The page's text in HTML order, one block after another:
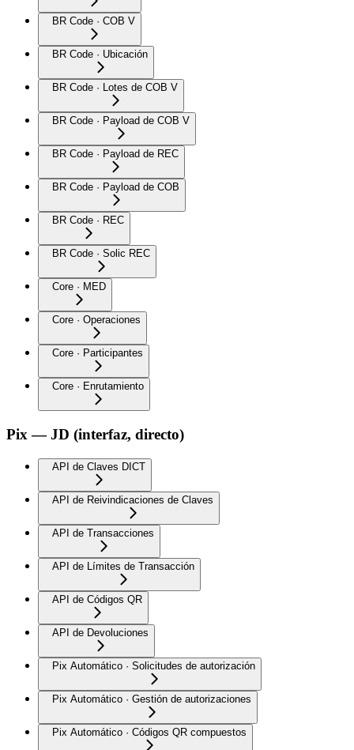
BR Code · COB V
BR Code · Ubicación
BR Code · Lotes de COB V
BR Code · Payload de COB V
BR Code · Payload de REC
BR Code · Payload de COB
BR Code · REC
BR Code · Solic REC
Core · MED
Core · Operaciones
Core · Participantes
Core · Enrutamiento
Pix — JD (interfaz, directo)
API de Claves DICT
API de Reivindicaciones de Claves
API de Transacciones
API de Límites de Transacción
API de Códigos QR
API de Devoluciones
Pix Automático · Solicitudes de autorización
Pix Automático · Gestión de autorizaciones
Pix Automático · Códigos QR compuestos